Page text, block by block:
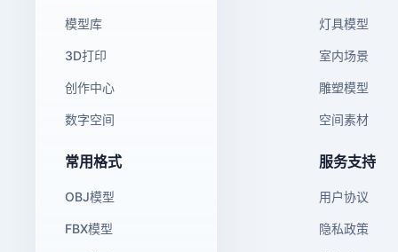
模型库
3D打印
创作中心
数字空间
灯具模型
室内场景
雕塑模型
空间素材
常用格式
OBJ模型
FBX模型
服务支持
用户协议
隐私政策